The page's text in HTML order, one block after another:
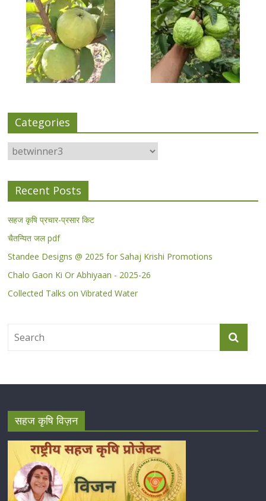
Categories
Categories
Recent Posts
सहज कृषि प्रचार-प्रसार किट
चैतन्यित जल pdf
Standee Designs @ 2025 for Sahaj Krishi Promotions
Chalo Gaon Ki Or Abhiyaan - 2025-26
Collected Talks on Vibrated Water
सहज कृषि विज़न